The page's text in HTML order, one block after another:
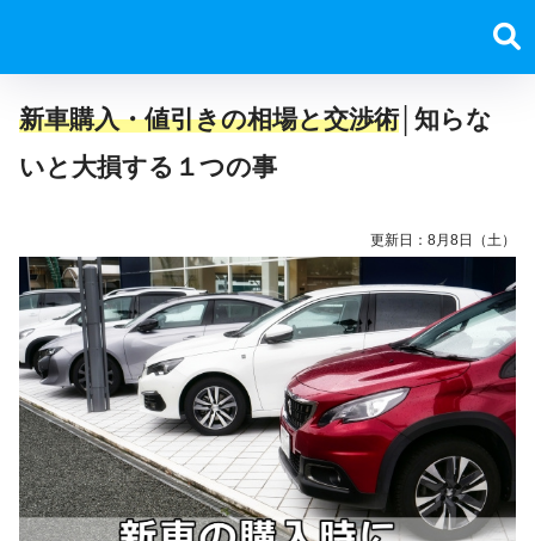
新車購入・値引きの相場と交渉術│知らな
いと大損する１つの事
更新日： 8月8日（土）